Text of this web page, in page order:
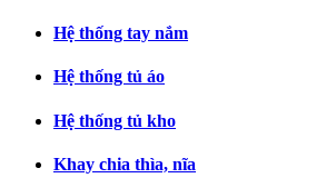
Hệ thống tay nắm
Hệ thống tủ áo
Hệ thống tủ kho
Khay chia thìa, nĩa